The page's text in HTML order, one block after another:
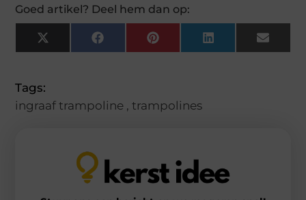
Goed artikel? Deel hem dan op:
X
(Twitter)
FacebookPinterestLinkedInEmail
Tags:
ingraaf trampoline ,trampolines